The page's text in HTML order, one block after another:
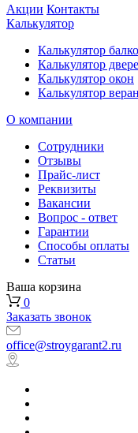
Акции Контакты
Калькулятор
Калькулятор
Калькулятор
Калькулятор окон
Калькулятор
О компании
Сотрудники
Отзывы
Прайс-лист
Реквизиты
Вакансии
Вопрос - ответ
Гарантии
Способы оплаты
Статьи
Ваша корзина
0
Заказать звонок
office@stroygarant2.ru